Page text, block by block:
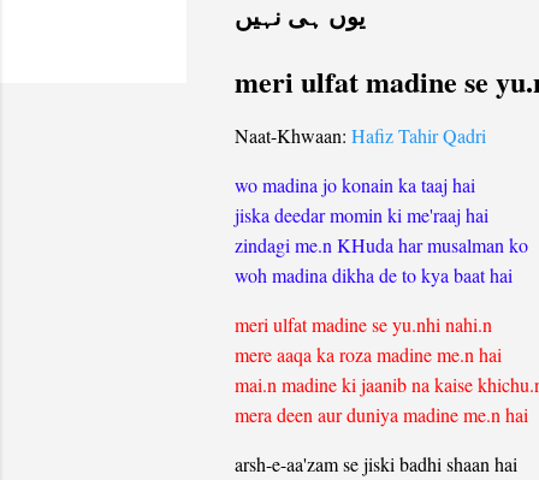
یوں ہی نہیں
meri ulfat madine se
Naat-Khwaan: Hafiz Tahir Qadri
wo madina jo konain ka taaj hai
jiska deedar momin ki me'raaj hai
zindagi me.n KHuda har musalman ko
woh madina dikha de to kya baat hai
meri ulfat madine se yu.nhi nahi.n
mere aaqa ka roza madine me.n hai
mai.n madine ki jaanib na kaise
mera deen aur duniya madine me.n hai
arsh-e-aa'zam se jiski badhi shaan hai